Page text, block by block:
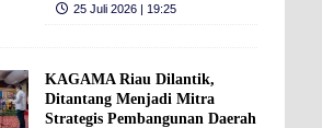
25 Juli 2026 | 19:25
KAGAMA Riau Dilantik,
Ditantang Menjadi Mitra
Strategis Pembangunan Daerah